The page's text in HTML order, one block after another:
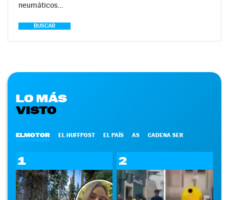
neumáticos…
BUSCAR
LO MÁS
VISTO
ELMOTOR EL HUFFPOST EL PAÍS AS CADENA SER
1 2